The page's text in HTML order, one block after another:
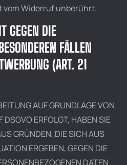
Widerruf unberührt.
GEGEN DIE
FÄLLEN
(ART. 21
AUF GRUNDLAGE VON
DSGVO ERFOLGT, HABEN SIE
GRÜNDEN, DIE SICH AUS
ERGEBEN, GEGEN DIE
DATEN